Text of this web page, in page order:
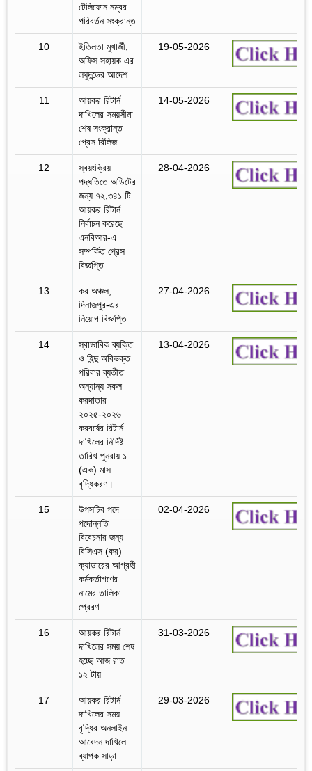
টেলিফোন নম্বর
পরিবর্তন সংক্রান্ত
10
ইতিলতা মুখার্জী,
অফিস সহায়ক এর
লঘুদন্ডের আদেশ
19-05-2026
11
আয়কর রিটার্ন
দাখিলের সময়সীমা
শেষ সংক্রান্ত
প্রেস রিলিজ
14-05-2026
12
স্বয়ংক্রিয়
পদ্ধতিতে অডিটের
জন্য ৭২,৩৪১ টি
আয়কর রিটার্ন
নির্বাচন করেছে
এনবিআর-এ
সম্পর্কিত প্রেস
বিজ্ঞপ্তি
28-04-2026
13
কর অঞ্চল,
দিনাজপুর-এর
নিয়োগ বিজ্ঞপ্তি
27-04-2026
14
স্বাভাবিক ব্যক্তি
ও হিন্দু অবিভক্ত
পরিবার ব্যতীত
অন্যান্য সকল
করদাতার
২০২৫-২০২৬
করবর্ষের রিটার্ন
দাখিলের নির্দিষ্ট
তারিখ পুনরায় ১
(এক) মাস
বৃদ্ধিকরণ।
13-04-2026
15
উপসচিব পদে
পদোন্নতি
বিবেচনার জন্য
বিসিএস (কর)
ক্যাডারের আগ্রহী
কর্মকর্তাগণের
নামের তালিকা
প্রেরণ
02-04-2026
16
আয়কর রিটার্ন
দাখিলের সময় শেষ
হচ্ছে আজ রাত
১২ টায়
31-03-2026
17
আয়কর রিটার্ন
দাখিলের সময়
বৃদ্ধির অনলাইন
আবেদন দাখিলে
ব্যাপক সাড়া
29-03-2026